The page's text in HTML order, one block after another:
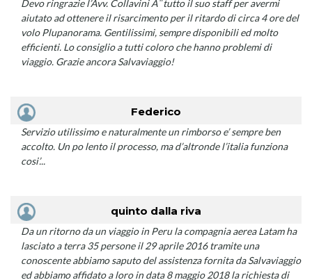
Devo ringrazie l’Avv. Collavini Ã¨ tutto il suo staff per avermi
aiutato ad ottenere il risarcimento per il ritardo di circa 4 ore del
volo Plupanorama. Gentilissimi, sempre disponibili ed molto
efficienti. Lo consiglio a tutti coloro che hanno problemi di
viaggio. Grazie ancora Salvaviaggio!
Federico
Servizio utilissimo e naturalmente un rimborso e’ sempre ben
accolto. Un po lento il processo, ma d’altronde l’italia funziona
cosi’...
quinto dalla riva
Da un ritorno da un viaggio in Peru la compagnia aerea Latam ha
lasciato a terra 35 persone il 29 aprile 2016 tramite una
conoscente abbiamo saputo del assistenza fornita da Salvaviaggio
ed abbiamo affidato a loro in data 8 maggio 2018 la richiesta di